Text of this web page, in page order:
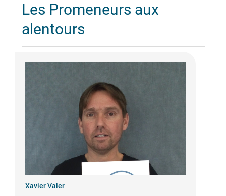
Les Promeneurs aux
alentours
Xavier Valer